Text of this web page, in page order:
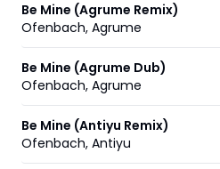
Be Mine (Agrume Remix)
Ofenbach, Agrume
Be Mine (Agrume Dub)
Ofenbach, Agrume
Be Mine (Antiyu Remix)
Ofenbach, Antiyu